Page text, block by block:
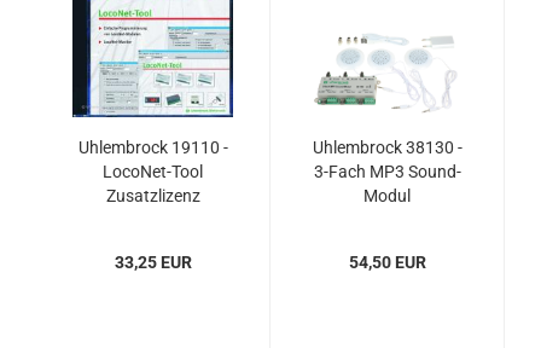
Uhlembrock 19110 -
LocoNet-Tool
Zusatzlizenz
33,25 EUR
Uhlembrock 38130 -
3-Fach MP3 Sound-
Modul
54,50 EUR